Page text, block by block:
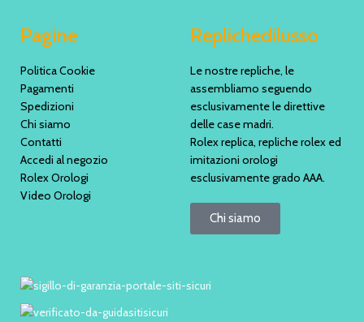
Pagine
Politica Cookie
Pagamenti
Spedizioni
Chi siamo
Contatti
Accedi al negozio
Rolex Orologi
Video Orologi
Replichedilusso
Le nostre repliche, le
assembliamo seguendo
esclusivamente le direttive
delle case madri.
Rolex replica, repliche rolex ed
imitazioni orologi
esclusivamente grado AAA.
Chi siamo